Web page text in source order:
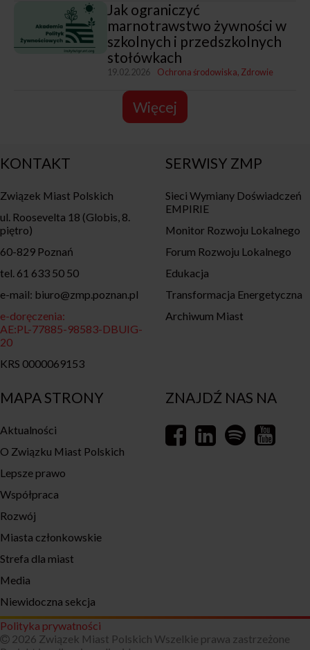
Jak ograniczyć
marnotrawstwo żywności w
szkolnych i przedszkolnych
stołówkach
19.02.2026 Ochrona środowiska Zdrowie
Więcej
MAPA STRONY
Aktualności
O Związku Miast Polskich
Lepsze prawo
Współpraca
Rozwój
Miasta członkowskie
Strefa dla miast
Media
Niewidoczna sekcja
KONTAKT
Związek Miast Polskich
ul. Roosevelta 18 (Globis, 8.
piętro)
60-829 Poznań
tel. 61 633 50 50
e-mail: biuro@zmp.poznan.pl
e-doręczenia:
AE:PL-77885-98583-DBUIG-
20
KRS 0000069153
SERWISY ZMP
Sieci Wymiany Doświadczeń
EMPIRIE
Monitor Rozwoju Lokalnego
Forum Rozwoju Lokalnego
Edukacja
Transformacja Energetyczna
Archiwum Miast
ZNAJDŹ NAS NA
Polityka prywatności
2026 Związek Miast Polskich Wszelkie prawa zastrzeżone